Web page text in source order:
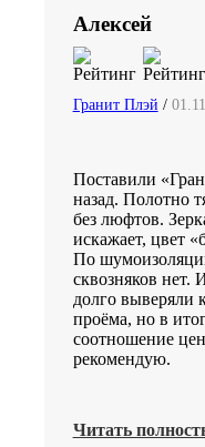
Алексей
Гранит Плэй /
Поставили
назад. Полотно
без люфтов.
искажает, цвет
По
сквозняков
долго выверяли
проёма, но в
соотношение
рекомендую.
Читать